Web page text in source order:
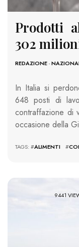
Prodotti
302
REDAZIONE-
In Italia si
648 posti di
contraffazione di
occasione della
TAGS: #ALIMENTI #
9441